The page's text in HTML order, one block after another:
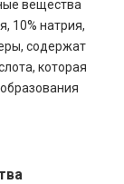
вещества
10% натрия,
содержат
которая